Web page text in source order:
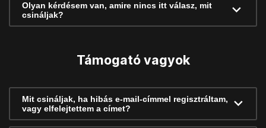
Olyan kérdésem van, amire nincs itt válasz, mit
csináljak?
Támogató vagyok
Mit csináljak, ha hibás e-mail-címmel regisztráltam,
vagy elfelejtettem a címet?